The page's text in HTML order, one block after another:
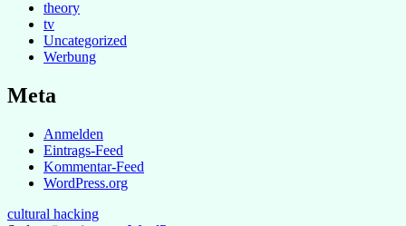
theory
tv
Uncategorized
Werbung
Meta
Anmelden
Eintrags-Feed
Kommentar-Feed
WordPress.org
cultural hacking